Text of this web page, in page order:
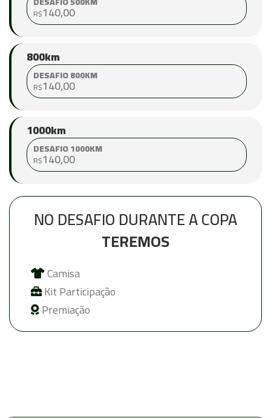
R$140,00
800km
DESAFIO 800KM
R$140,00
1000km
DESAFIO 1000KM
R$140,00
NO DESAFIO DURANTE A COPA
TEREMOS
Camisa
Kit Participação
Premiação